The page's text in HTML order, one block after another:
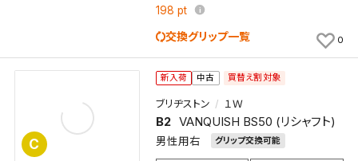
198 pt
交換グリップ一覧 0
C
新入荷 中古 買替え割対象
ブリヂストン １Ｗ
B2 VANQUISH BS50 (リシャフト)
男性用右 グリップ交換可能